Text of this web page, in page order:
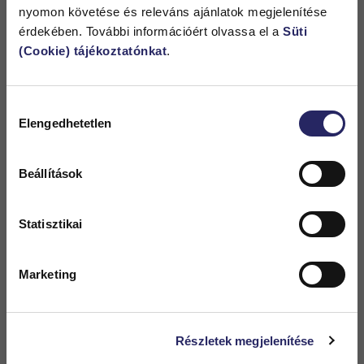
nyomon követése és releváns ajánlatok megjelenítése
érdekében. További információért olvassa el a Süti
(Cookie) tájékoztatónkat.
kiválasztása
Elengedhetetlen
Beállítások
Statisztikai
Marketing
Részletek megjelenítése
foglalkozni a tervezé sselés karbantartással, cserébe
viszont egy valóbanrejtett, diszkrét, mégis teljes
értékű klimatizálási megoldást
HASONLÓCIKKEK